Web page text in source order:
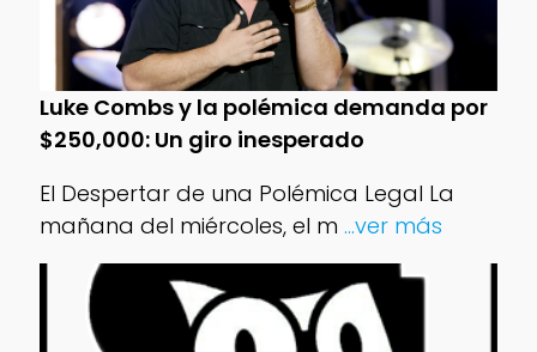
Luke Combs y la polémica demanda por
$250,000: Un giro inesperado
El Despertar de una Polémica Legal La
mañana del miércoles, el m ...ver más